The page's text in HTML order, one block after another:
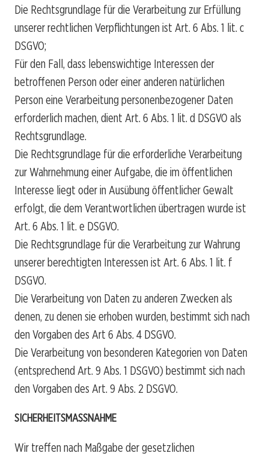
Die Rechtsgrundlage für die Verarbeitung zur Erfüllung
unserer rechtlichen Verpflichtungen ist Art. 6 Abs. 1 lit. c
DSGVO;
Für den Fall, dass lebenswichtige Interessen der
betroffenen Person oder einer anderen natürlichen
Person eine Verarbeitung personenbezogener Daten
erforderlich machen, dient Art. 6 Abs. 1 lit. d DSGVO als
Rechtsgrundlage.
Die Rechtsgrundlage für die erforderliche Verarbeitung
zur Wahrnehmung einer Aufgabe, die im öffentlichen
Interesse liegt oder in Ausübung öffentlicher Gewalt
erfolgt, die dem Verantwortlichen übertragen wurde ist
Art. 6 Abs. 1 lit. e DSGVO.
Die Rechtsgrundlage für die Verarbeitung zur Wahrung
unserer berechtigten Interessen ist Art. 6 Abs. 1 lit. f
DSGVO.
Die Verarbeitung von Daten zu anderen Zwecken als
denen, zu denen sie erhoben wurden, bestimmt sich nach
den Vorgaben des Art 6 Abs. 4 DSGVO.
Die Verarbeitung von besonderen Kategorien von Daten
(entsprechend Art. 9 Abs. 1 DSGVO) bestimmt sich nach
den Vorgaben des Art. 9 Abs. 2 DSGVO.
SICHERHEITSMASSNAHME
Wir treffen nach Maßgabe der gesetzlichen